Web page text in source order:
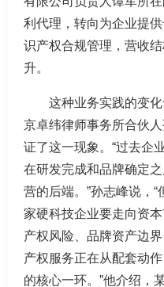
利代理，转向为企业提
识产权合规管理，营收
升。
这种业务实践的变
京卓纬律师事务所合伙
证了这一现象。“过去企
在研发完成和品牌确定
营的后端。”孙志峰说，
家硬科技企业要走向资
产权风险、品牌资产边
产权服务正在从配套动
的核心一环。”他介绍，